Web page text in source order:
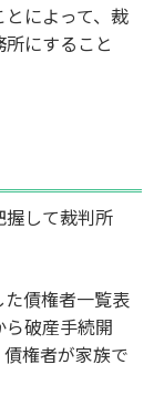
によって、裁
にすること
握して裁判所
債権者一覧表
破産手続開
権者が家族で